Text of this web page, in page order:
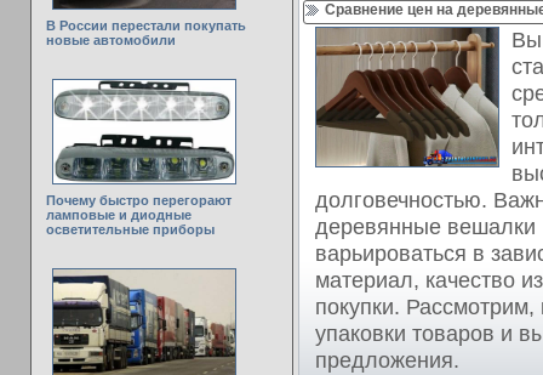
В России перестали покупать
новые автомобили
Почему быстро перегорают
ламповые и диодные
осветительные приборы
Сравнение цен на
долговечностью.
деревянные вешалки
варьироваться в
материал, качество
покупки.
упаковки товаров и
предложения.